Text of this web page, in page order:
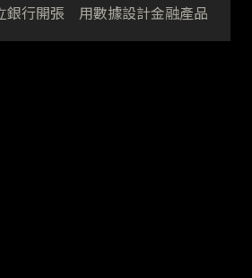
銀行開張 用數據設計金融產品